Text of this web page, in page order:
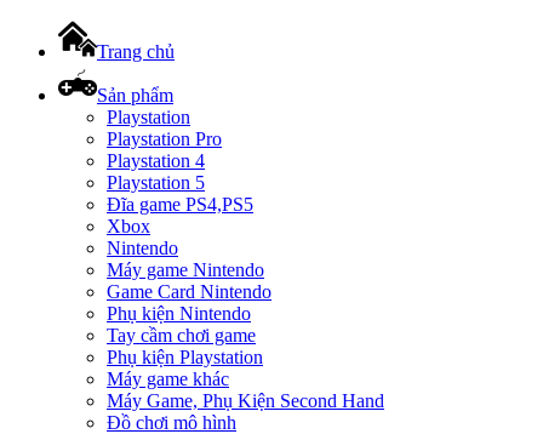
Trang chủ
Sản phẩm
Playstation
Playstation Pro
Playstation 4
Playstation 5
Đĩa game PS4,PS5
Xbox
Nintendo
Máy game Nintendo
Game Card Nintendo
Phụ kiện Nintendo
Tay cầm chơi game
Phụ kiện Playstation
Máy game khác
Máy Game, Phụ Kiện Second Hand
Đồ chơi mô hình